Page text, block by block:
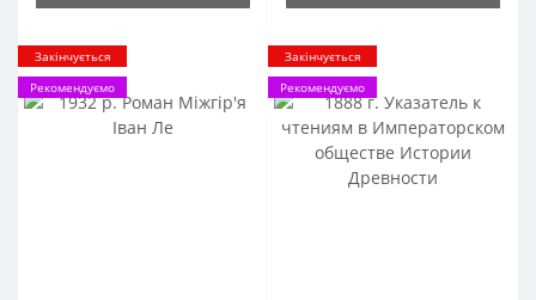
Закінчується
Рекомендуємо
Закінчується
Рекомендуємо